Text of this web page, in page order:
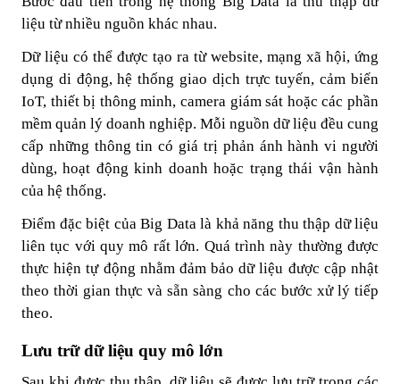
liệu từ nhiều nguồn khác nhau.
Dữ liệu có thể được tạo ra từ website, mạng xã hội, ứng
dụng di động, hệ thống giao dịch trực tuyến, cảm biến
IoT, thiết bị thông minh, camera giám sát hoặc các phần
mềm quản lý doanh nghiệp. Mỗi nguồn dữ liệu đều cung
cấp những thông tin có giá trị phản ánh hành vi người
dùng, hoạt động kinh doanh hoặc trạng thái vận hành
của hệ thống.
Điểm đặc biệt của Big Data là khả năng thu thập dữ liệu
liên tục với quy mô rất lớn. Quá trình này thường được
thực hiện tự động nhằm đảm bảo dữ liệu được cập nhật
theo thời gian thực và sẵn sàng cho các bước xử lý tiếp
theo.
Lưu trữ dữ liệu quy mô lớn